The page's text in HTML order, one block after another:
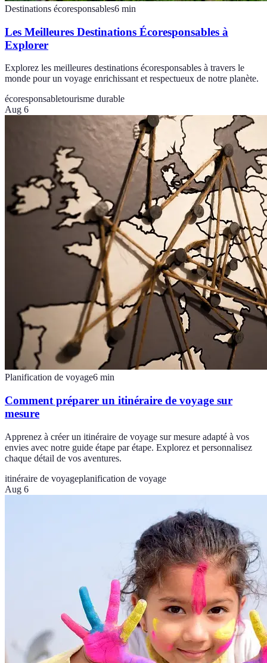
Destinations écoresponsables6 min
Les Meilleures Destinations Écoresponsables à
Explorer
Explorez les meilleures destinations écoresponsables à travers le
monde pour un voyage enrichissant et respectueux de notre planète.
écoresponsabletourisme durable
Aug 6
Planification de voyage6 min
Comment préparer un itinéraire de voyage sur
mesure
Apprenez à créer un itinéraire de voyage sur mesure adapté à vos
envies avec notre guide étape par étape. Explorez et personnalisez
chaque détail de vos aventures.
itinéraire de voyageplanification de voyage
Aug 6